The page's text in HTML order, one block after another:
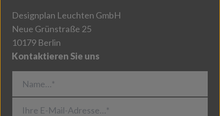
Designplan Leuchten GmbH
Neue Grünstraße 25
10179 Berlin
Kontaktieren Sie uns